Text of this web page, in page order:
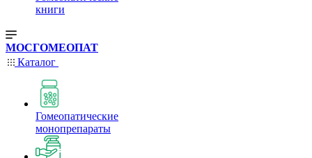
книги
МОСГОМЕОПАТ
Каталог
Гомеопатические
монопрепараты